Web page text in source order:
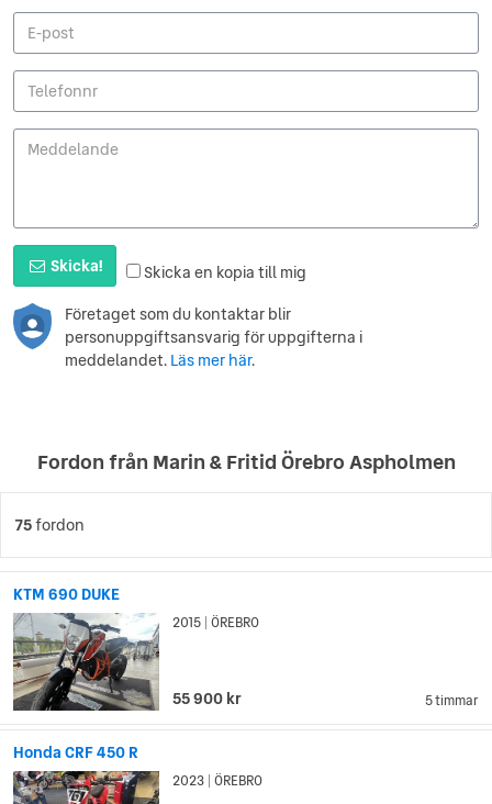
Skicka!
Skicka en kopia till mig
Företaget som du kontaktar blir
personuppgiftsansvarig för uppgifterna i
meddelandet. Läs mer här.
Fordon från Marin & Fritid Örebro Aspholmen
75fordon
KTM 690 DUKE
5 timmar
2015 ÖREBRO
55 900 kr
Honda CRF 450 R
2023 ÖREBRO